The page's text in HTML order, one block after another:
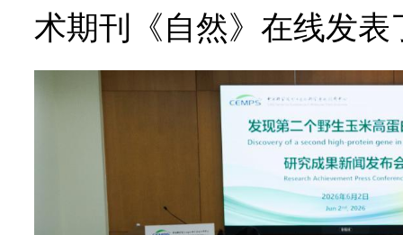
术期刊《自然》在线发表